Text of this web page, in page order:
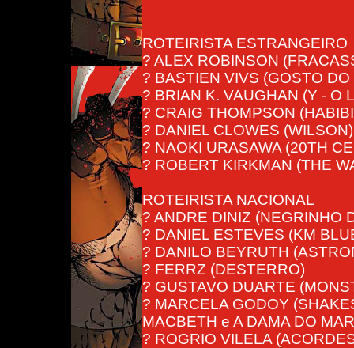
ROTEIRISTA ESTRANGEIRO
? ALEX ROBINSON
? BASTIEN VIVS (GOSTO
? BRIAN K. VAUGHAN (Y - O
? CRAIG THOMPSON
? DANIEL CLOWES (WILSON)
? NAOKI URASAWA (20TH
? ROBERT KIRKMAN (THE
ROTEIRISTA NACIONAL
? ANDRE DINIZ (NEGRINHO
? DANIEL ESTEVES (KM
? DANILO BEYRUTH
? FERRZ (DESTERRO)
? GUSTAVO DUARTE
? MARCELA GODOY
MACBETH e A DAMA DO
? ROGRIO VILELA